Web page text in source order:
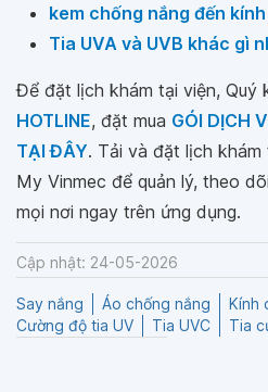
kem chống nắng đến
Tia UVA và UVB khác gì
Để đặt lịch khám tại viện, Quý
HOTLINE, đặt mua GÓI DỊCH
TẠI ĐÂY. Tải và đặt lịch
My Vinmec để quản lý, theo
mọi nơi ngay trên ứng dụng.
Cập nhật: 24-05-2026
Say nắng Áo chống nắng
Kính
Cường độ tia UV
Tia UVC Tia